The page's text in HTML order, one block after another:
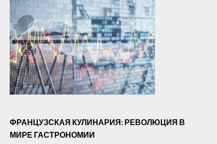
ФРАНЦУЗСКАЯ КУЛИНАРИЯ: РЕВОЛЮЦИЯ В
МИРЕ ГАСТРОНОМИИ